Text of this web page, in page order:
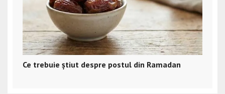
Ce trebuie știut despre postul din Ramadan